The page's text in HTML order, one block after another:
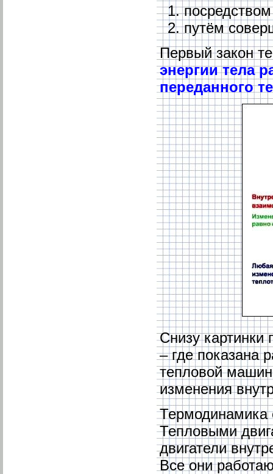
путём
Первый закон
энергии тела
переданного
Снизу картинки
– где показана
тепловой
изменения
Термодинамика
Тепловыми
двигатели
Все они